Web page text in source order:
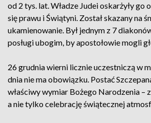
od 2 tys. lat. Władze Judei oskarżyły go
się prawu i Świątyni. Został skazany na
ukamienowanie. Był jednym z 7
posługi ubogim, by apostołowie mogli
26 grudnia wierni licznie uczestniczą w
dnia nie ma obowiązku. Postać
właściwy wymiar Bożego Narodzenia –
a nie tylko celebrację świątecznej